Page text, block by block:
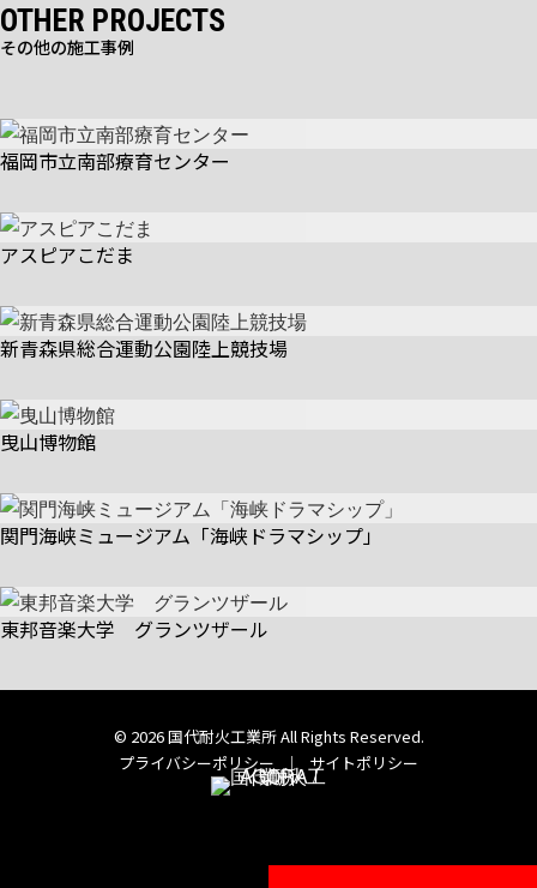
OTHER PROJECTS
その他の施工事例
福岡市立南部療育センター
アスピアこだま
新青森県総合運動公園陸上競技場
曳山博物館
関門海峡ミュージアム「海峡ドラマシップ」
東邦音楽大学 グランツザール
© 2026 国代耐火工業所 All Rights Reserved.
プライバシーポリシー ｜ サイトポリシー